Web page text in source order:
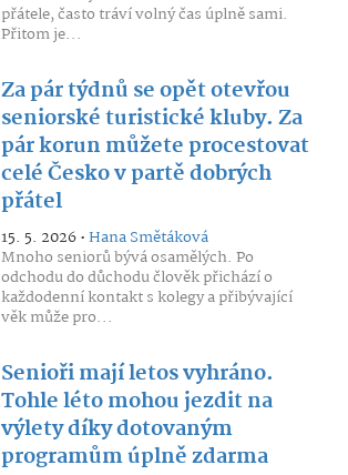
přátele, často tráví volný čas úplně sami.
Přitom je...
Za pár týdnů se opět otevřou
seniorské turistické kluby. Za
pár korun můžete procestovat
celé Česko v partě dobrých
přátel
15. 5. 2026 •Hana Smětáková
Mnoho seniorů bývá osamělých. Po
odchodu do důchodu člověk přichází o
každodenní kontakt s kolegy a přibývající
věk může pro...
Senioři mají letos vyhráno.
Tohle léto mohou jezdit na
výlety díky dotovaným
programům úplně zdarma